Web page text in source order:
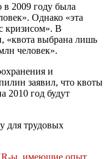
2009 году была
Однако «эта
кризисом». В
«квота выбрана лишь
человек».
и
заявил, что квоты
2010 год будут
для трудовых
ы, имеющие опыт